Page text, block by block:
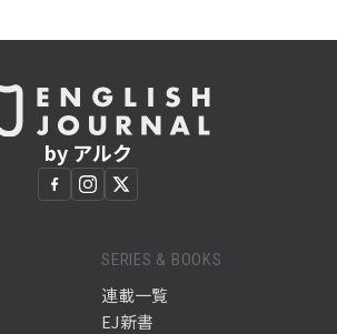
by アルク
SERIES & BOOKS
連載一覧
EJ新書